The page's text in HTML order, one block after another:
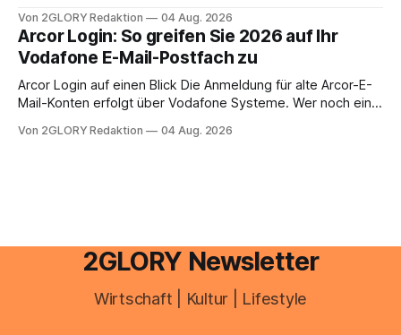
abwesenheiten und die gesamte kommunikation rund um
Ihr personal digital zu organisieren. In diesem Leitfaden
erfahren Sie alles, was Sie für einen reibungslosen Einstieg
brauchen, von der Registrierung
Von 2GLORY Redaktion 04 Aug. 2026
Arcor Login: So greifen Sie 2026 auf Ihr
Vodafone E-Mail-Postfach zu
Arcor Login auf einen Blick Die Anmeldung für alte Arcor-E-
Mail-Konten erfolgt über Vodafone Systeme. Wer noch eine
besitzt, loggt sich heute über das Vodafone E-Mail & Cloud
Von 2GLORY Redaktion 04 Aug. 2026
2GLORY Newsletter
Wirtschaft | Kultur | Lifestyle